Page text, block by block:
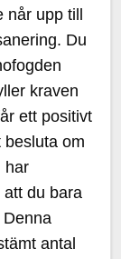
upp till
Du
kraven
ett positivt
besluta om
har
du bara
antal